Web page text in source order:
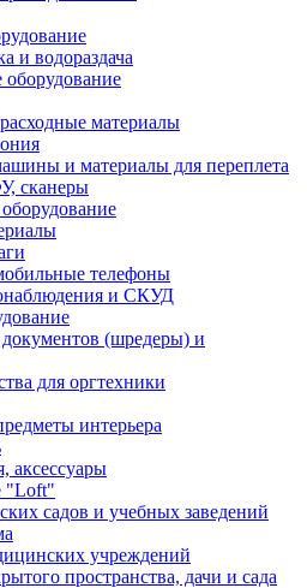
и водораздача
материалы
и материалы для переплета
сканеры
телефоны
и СКУД
(шредеры) и
для оргтехники
интерьера
аксессуары
"Loft"
садов и учебных заведений
учреждений
пространства, дачи и сада